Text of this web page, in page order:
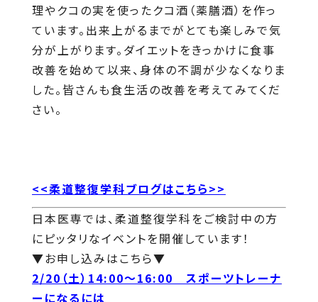
理やクコの実を使ったクコ酒（薬膳酒）を作っ
ています。出来上がるまでがとても楽しみで気
分が上がります。ダイエットをきっかけに食事
改善を始めて以来、身体の不調が少なくなりま
した。皆さんも食生活の改善を考えてみてくだ
さい。
<<柔道整復学科ブログはこちら>>
日本医専では、柔道整復学科をご検討中の方
にピッタリなイベントを開催しています！
▼お申し込みはこちら▼
2/20（土）14:00～16:00 スポーツトレーナ
ーになるには